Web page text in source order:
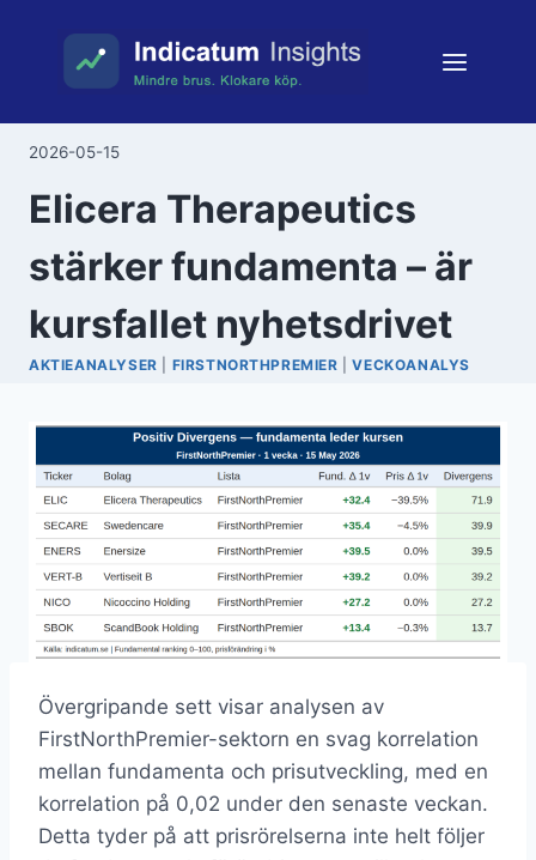
content
2026-05-15
Elicera Therapeutics
stärker fundamenta – är
kursfallet nyhetsdrivet
AKTIEANALYSER FIRSTNORTHPREMIER |VECKOANALYS
Övergripande sett visar analysen av
FirstNorthPremier-sektorn en svag korrelation
mellan fundamenta och prisutveckling, med en
korrelation på 0,02 under den senaste veckan.
Detta tyder på att prisrörelserna inte helt följer